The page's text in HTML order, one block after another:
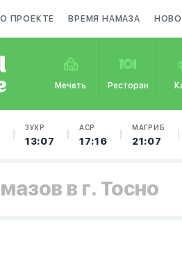
О ПРОЕКТЕ ВРЕМЯ НАМАЗА
Мечеть Ресторан
ЗУХР
13:07
АСР
17:16
МАГРИБ
21:07
в г. Тосно